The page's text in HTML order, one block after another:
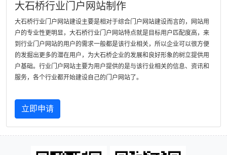
大石桥行业门户网站制作
大石桥行业门户网站建设主要是相对于综合门户网站建设而言的，网站用
户的专业性更明显，大石桥行业门户网站特点就是目标用户匹配度高，来
到行业门户网站的用户的需求一般都是该行业相关，所以企业可以很方便
的发掘出更多的潜在用户，为大石桥企业的发展和良好形象的树立提供用
户基础。行业门户网站主要为用户提供的是与该行业相关的信息、资讯和
服务，各个行业都开始建设自己的门户网站了。
立即申请